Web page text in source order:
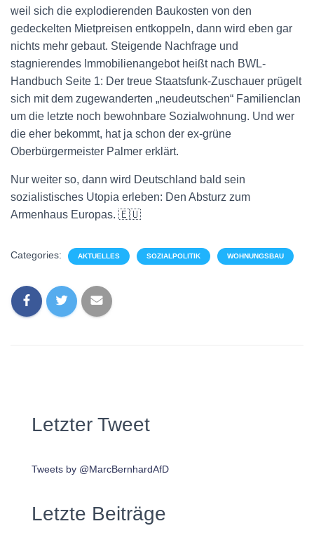
weil sich die explodierenden Baukosten von den
gedeckelten Mietpreisen entkoppeln, dann wird eben gar
nichts mehr gebaut. Steigende Nachfrage und
stagnierendes Immobilienangebot heißt nach BWL-
Handbuch Seite 1: Der treue Staatsfunk-Zuschauer prügelt
sich mit dem zugewanderten „neudeutschen“ Familienclan
um die letzte noch bewohnbare Sozialwohnung. Und wer
die eher bekommt, hat ja schon der ex-grüne
Oberbürgermeister Palmer erklärt.
Nur weiter so, dann wird Deutschland bald sein
sozialistisches Utopia erleben: Den Absturz zum
Armenhaus Europas. 🇪🇺
Categories: AKTUELLES SOZIALPOLITIK WOHNUNGSBAU
Letzter Tweet
Tweets by @MarcBernhardAfD
Letzte Beiträge